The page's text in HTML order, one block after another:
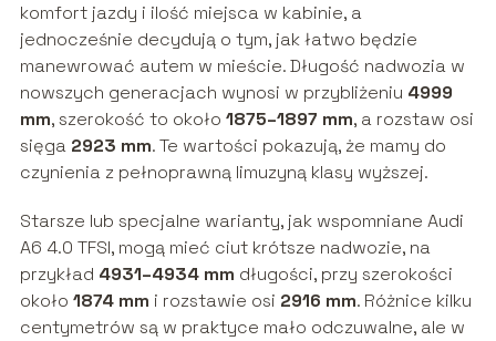
komfort jazdy i ilość miejsca w kabinie, a
jednocześnie decydują o tym, jak łatwo będzie
manewrować autem w mieście. Długość nadwozia w
nowszych generacjach wynosi w przybliżeniu 4999
mm, szerokość to około 1875–1897 mm, a rozstaw osi
sięga 2923 mm. Te wartości pokazują, że mamy do
czynienia z pełnoprawną limuzyną klasy wyższej.
Starsze lub specjalne warianty, jak wspomniane Audi
A6 4.0 TFSI, mogą mieć ciut krótsze nadwozie, na
przykład 4931–4934 mm długości, przy szerokości
około 1874 mm i rozstawie osi 2916 mm. Różnice kilku
centymetrów są w praktyce mało odczuwalne, ale w